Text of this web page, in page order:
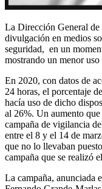
La Dirección General de
divulgación en medios
seguridad, en un
mostrando un menor
En 2020, con datos de
24 horas, el porcentaje
hacía uso de dicho
al 26%. Un aumento
campaña de vigilancia
entre el 8 y el 14 de
que no lo llevaban
campaña que se realizó
La campaña, anunciada